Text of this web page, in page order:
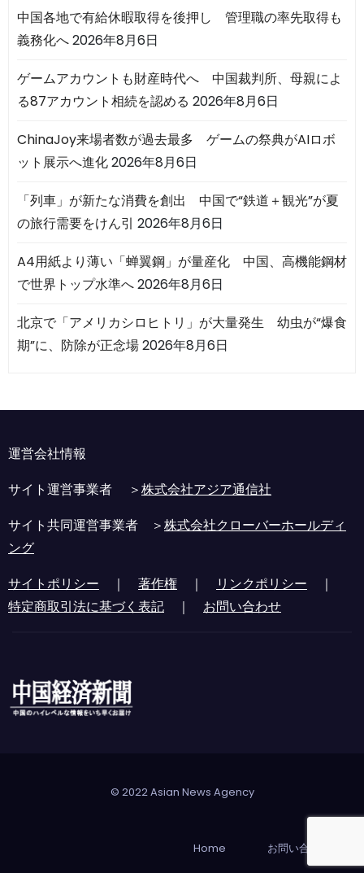
中国各地で有給休暇取得を後押し 管理職の率先取得も
義務化へ2026年8月6日
ゲームアカウントも財産時代へ 中国裁判所、母親によ
る87アカウント相続を認める 2026年8月6日
ChinaJoy来場者数が過去最多 ゲームの祭典がAIロボ
ット展示へ進化2026年8月6日
「列車」が新たな消費を創出 中国で“鉄道＋観光”が夏
の旅行需要をけん引 2026年8月6日
A4用紙より薄い「蝉翼鋼」が量産化 中国、高機能鋼材
で世界トップ水準へ2026年8月6日
北京で「アメリカシロヒトリ」が大量発生 幼虫が“爆食
期”に、防除が正念場2026年8月6日
運営会社情報
サイト運営事業者 ＞株式会社アジア通信社
サイト共同運営事業者 ＞株式会社クローバーホールディ
ング
サイトポリシー ｜ 著作権 ｜ リンクポリシー ｜
特定商取引法に基づく表記 ｜ お問い合わせ
© 2022 Asian News Agency
Home お問い合わせ